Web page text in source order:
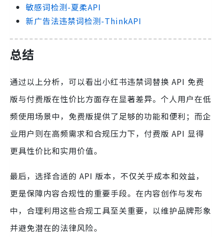
敏感词检测-夏柔API
新广告法违禁词检测-ThinkAPI
总结
通过以上分析，可以看出小红书违禁词替换 API 免费
版与付费版在性价比方面存在显著差异。个人用户在低
频使用场景中，免费版提供了足够的功能和便利；而企
业用户则在高频需求和合规压力下，付费版 API 显得
更具性价比和实用价值。
最后，选择合适的 API 版本，不仅关乎成本和效益，
更是保障内容合规性的重要手段。在内容创作与发布
中，合理利用这些合规工具至关重要，以维护品牌形象
并避免潜在的法律风险。